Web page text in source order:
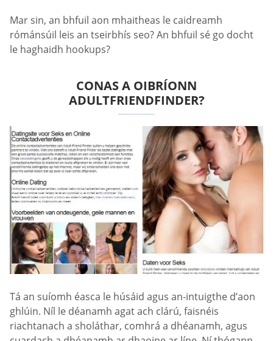
Mar sin, an bhfuil aon mhaitheas le caidreamh
rómánsúil leis an tseirbhís seo? An bhfuil sé go docht
le haghaidh hookups?
CONAS A OIBRÍONN
ADULTFRIENDFINDER?
Tá an suíomh éasca le húsáid agus an-intuigthe d’aon
ghlúin. Níl le déanamh agat ach clárú, faisnéis
riachtanach a sholáthar, comhrá a dhéanamh, agus